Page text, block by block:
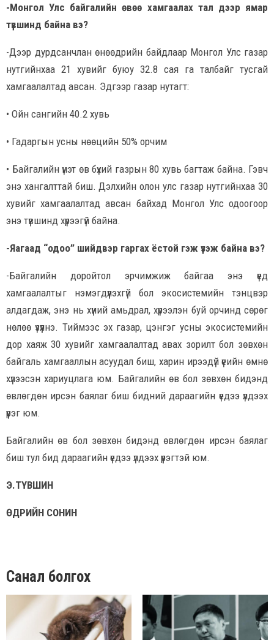
-Монгол Улс байгалийн өвөө хамгаалах тал дээр ямар
түвшинд байна вэ?
-Дээр дурдсанчлан өнөөдрийн байдлаар Монгол Улс газар
нутгийнхаа 21 хувийг буюу 32.8 сая га талбайг тусгай
хамгаалалтад авсан. Эдгээр газар нутагт:
• Ойн сангийн 40.2 хувь
• Гадаргын усны нөөцийн 50% орчим
• Байгалийн үнэт өв бүхий газрын 80 хувь багтаж байна. Гэвч
энэ хангалттай биш. Дэлхийн олон улс газар нутгийнхаа 30
хувийг хамгаалалтад авсан байхад Монгол Улс одоогоор
энэ түвшинд хүрээгүй байна.
-Яагаад “одоо” шийдвэр гаргах ёстой гэж үзэж байна вэ?
-Байгалийн доройтол эрчимжиж байгаа энэ үед
хамгаалалтыг нэмэгдүүлэхгүй бол экосистемийн тэнцвэр
алдагдаж, энэ нь хүний амьдрал, хүрээлэн буй орчинд сөрөг
нөлөө үзүүлнэ. Тиймээс эх газар, цэнгэг усны экосистемийн
дор хаяж 30 хувийг хамгаалалтад авах зорилт бол зөвхөн
байгаль хамгааллын асуудал биш, харин ирээдүй үеийн өмнө
хүлээсэн хариуцлага юм. Байгалийн өв бол зөвхөн бидэнд
өвлөгдөн ирсэн баялаг биш бидний дараагийн үедээ үлдээх
үүрэг юм.
Байгалийн өв бол зөвхөн бидэнд өвлөгдөн ирсэн баялаг
биш тул бид дараагийн үедээ үлдээх үүрэгтэй юм.
Э.ТҮВШИН
ӨДРИЙН СОНИН
Санал болгох